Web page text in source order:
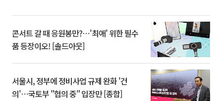
콘서트 갈 때 응원봉만?⋯'최애' 위한 필수
품 등장이오! [솔드아웃]
서울시, 정부에 정비사업 규제 완화 '건
의'⋯국토부 "협의 중" 입장만 [종합]